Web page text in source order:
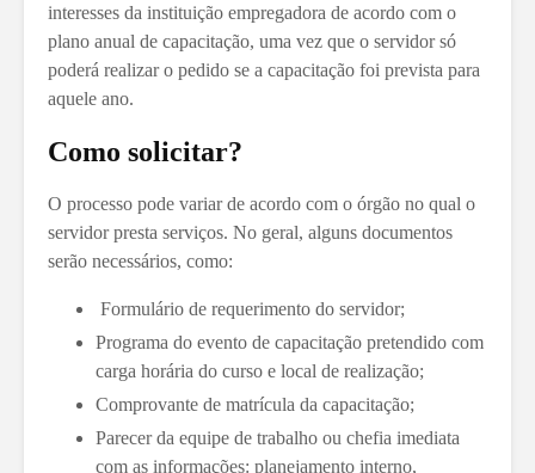
interesses da instituição empregadora de acordo com o
plano anual de capacitação, uma vez que o servidor só
poderá realizar o pedido se a capacitação foi prevista para
aquele ano.
Como solicitar?
O processo pode variar de acordo com o órgão no qual o
servidor presta serviços. No geral, alguns documentos
serão necessários, como:
Formulário de requerimento do servidor;
Programa do evento de capacitação pretendido com
carga horária do curso e local de realização;
Comprovante de matrícula da capacitação;
Parecer da equipe de trabalho ou chefia imediata
com as informações: planejamento interno,